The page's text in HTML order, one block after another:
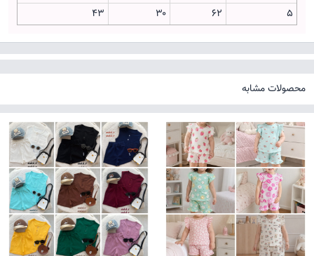
5
۶۲ ۳۰ ۴۳
محصولات مشابه